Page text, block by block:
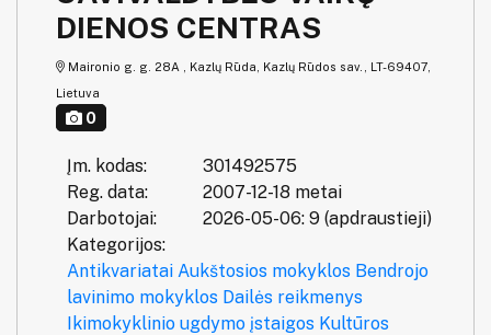
DIENOS CENTRAS
Maironio g. g. 28A , Kazlų Rūda, Kazlų Rūdos sav., LT-69407,
Lietuva
0
Įm. kodas:
301492575
Reg. data:
2007-12-18 metai
Darbotojai:
2026-05-06: 9 (apdraustieji)
Kategorijos:
Antikvariatai Aukštosios mokyklos Bendrojo
lavinimo mokyklos Dailės reikmenys
Ikimokyklinio ugdymo įstaigos Kultūros